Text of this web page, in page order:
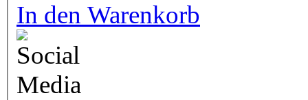
In den Warenkorb